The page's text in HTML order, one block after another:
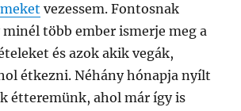
vezessem. Fontosnak
több ember ismerje meg a
és azok akik vegák,
étkezni. Néhány hónapja nyílt
étteremünk, ahol már így is